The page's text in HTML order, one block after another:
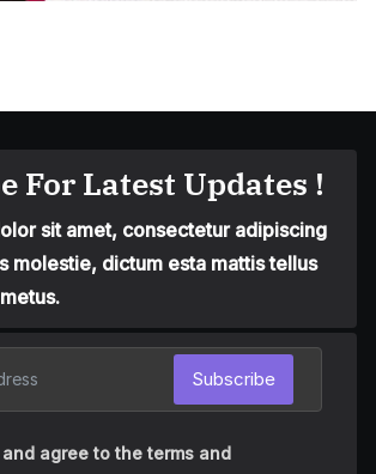
For Latest Updates !
sit amet, consectetur adipiscing
molestie, dictum esta mattis tellus
and agree to the terms and
Subscribe